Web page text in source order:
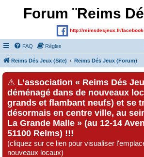
Forum ¨Reims
http://reimsdesjeux.fr/
FAQ Règles
Reims Dés Jeux (Site) Reims Dés Jeux (Forum)
⚠ L’association « Reims Dés
déménagé dans de nouveaux
grands et flambant neufs) et se
désormais en centre ville, au
La Grande Malle » (au 12-14
51100 Reims) !!!
(cliquez sur ce lien pour visualiser
nouveaux locaux)